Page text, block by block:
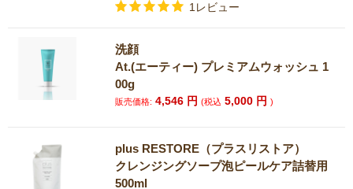
1レビュー
洗顔
At.(エーティー) プレミアムウォッシュ 1
00g
販売価格: 4,546 円(税込 5,000 円)
plus RESTORE（プラスリストア）
クレンジングソープ泡ピールケア詰替用
500ml